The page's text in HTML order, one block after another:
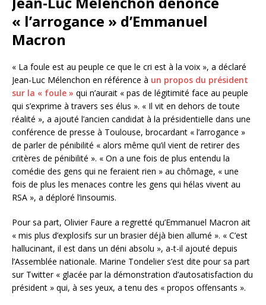
« l’arrogance » d’Emmanuel
Macron
« La foule est au peuple ce que le cri est à la voix », a déclaré
Jean-Luc Mélenchon en référence à un propos du président
sur la « foule » qui n’aurait « pas de légitimité face au peuple
qui s’exprime à travers ses élus ». « Il vit en dehors de toute
réalité », a ajouté l’ancien candidat à la présidentielle dans une
conférence de presse à Toulouse, brocardant « l’arrogance »
de parler de pénibilité « alors même qu’il vient de retirer des
critères de pénibilité ». « On a une fois de plus entendu la
comédie des gens qui ne feraient rien » au chômage, « une
fois de plus les menaces contre les gens qui hélas vivent au
RSA », a déploré l’insoumis.
Pour sa part, Olivier Faure a regretté qu’Emmanuel Macron ait
« mis plus d’explosifs sur un brasier déjà bien allumé ». « C’est
hallucinant, il est dans un déni absolu », a-t-il ajouté depuis
l’Assemblée nationale. Marine Tondelier s’est dite pour sa part
sur Twitter « glacée par la démonstration d’autosatisfaction du
président » qui, à ses yeux, a tenu des « propos offensants ».